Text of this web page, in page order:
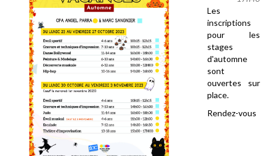
Les
inscriptions
pour les
stages
d'automne
sont
ouvertes sur
place.
Rendez-vous